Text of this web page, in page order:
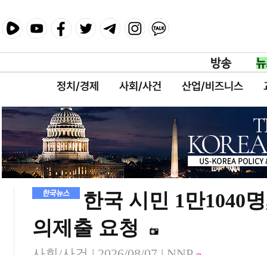
정치/경제 사회/사건 산업/비즈니스
한국 시민 1만1040
의제출 요청